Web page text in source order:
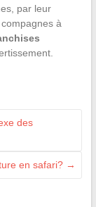
par leur
à
des
en safari? →